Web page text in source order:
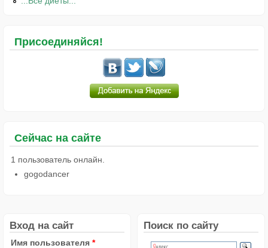
Присоединяйся!
Сейчас на сайте
1 пользователь онлайн.
gogodancer
Вход на сайт
Имя пользователя *
Поиск по сайту